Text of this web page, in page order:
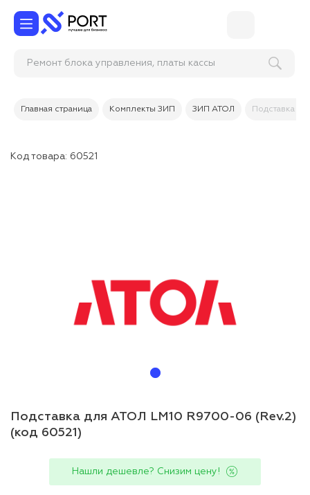
Ремонт блока управления, платы кас
Главная страница Комплекты ЗИП ЗИП АТОЛ Подставка
Код товара: 60521
Подставка для АТОЛ LM10 R9700-06 (Rev.2)
(код 60521)
Нашли дешевле? Снизим цену!